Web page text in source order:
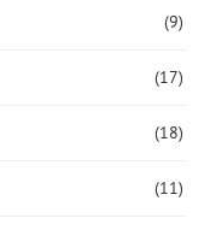
(9)
(17)
(18)
(11)